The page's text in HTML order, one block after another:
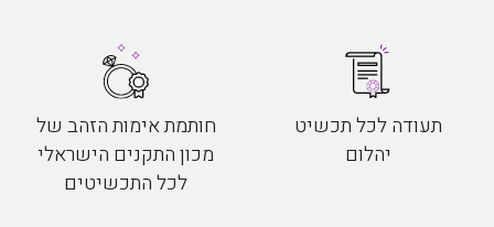
תעודה לכל תכשיט
יהלום
חותמת אימות הזהב של
מכון התקנים הישראלי
לכל התכשיטים